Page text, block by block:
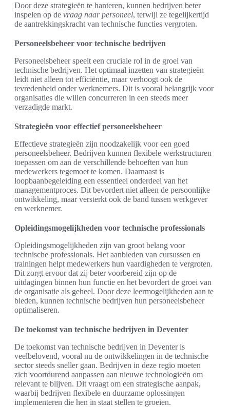
Door deze strategieën te hanteren, kunnen bedrijven beter
inspelen op de vraag naar personeel, terwijl ze tegelijkertijd
de aantrekkingskracht van technische functies vergroten.
Personeelsbeheer voor technische bedrijven
Personeelsbeheer speelt een cruciale rol in de groei van
technische bedrijven. Het optimaal inzetten van strategieën
leidt niet alleen tot efficiëntie, maar verhoogt ook de
tevredenheid onder werknemers. Dit is vooral belangrijk voor
organisaties die willen concurreren in een steeds meer
verzadigde markt.
Strategieën voor effectief personeelsbeheer
Effectieve strategieën zijn noodzakelijk voor een goed
personeelsbeheer. Bedrijven kunnen flexibele werkstructuren
toepassen om aan de verschillende behoeften van hun
medewerkers tegemoet te komen. Daarnaast is
loopbaanbegeleiding een essentieel onderdeel van het
managementproces. Dit bevordert niet alleen de persoonlijke
ontwikkeling, maar versterkt ook de band tussen werkgever
en werknemer.
Opleidingsmogelijkheden voor technische professionals
Opleidingsmogelijkheden zijn van groot belang voor
technische professionals. Het aanbieden van cursussen en
trainingen helpt medewerkers hun vaardigheden te vergroten.
Dit zorgt ervoor dat zij beter voorbereid zijn op de
uitdagingen binnen hun functie en het bevordert de groei van
de organisatie als geheel. Door deze leermogelijkheden aan te
bieden, kunnen technische bedrijven hun personeelsbeheer
optimaliseren.
De toekomst van technische bedrijven in Deventer
De toekomst van technische bedrijven in Deventer is
veelbelovend, vooral nu de ontwikkelingen in de technische
sector steeds sneller gaan. Bedrijven in deze regio moeten
zich voortdurend aanpassen aan nieuwe technologieën om
relevant te blijven. Dit vraagt om een strategische aanpak,
waarbij bedrijven flexibele en duurzame oplossingen
implementeren die hen in staat stellen te groeien.